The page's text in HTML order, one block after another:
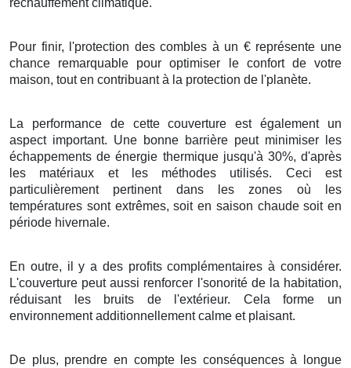
Pour finir, l'protection descombles à un €représente une
chance
remarquable pouroptimiser le confortde votre
maison, tout en contribuantà la protection de l'planète.
La performancede cettecouverture estégalementun
aspect important. Une bonne barrière peut minimiser les
échappements deénergie thermiquejusqu'à 30%,d'après
les matériaux et les méthodes utilisés. Ceci est
particulièrement
pertinentdans leszones où les
températures sont extrêmes, soit en saison chaudesoit en
période hivernale.
En outre, il y a des profits complémentaires àconsidérer.
L'couverture peutaussi renforcer l'sonoritéde la habitation,
réduisantles bruits de l'extérieur. Celaforme un
environnement additionnellement calme et plaisant.
De plus, prendre en compteles conséquencesà
longue